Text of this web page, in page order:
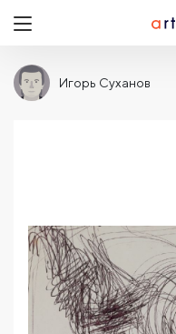
Игорь Суханов